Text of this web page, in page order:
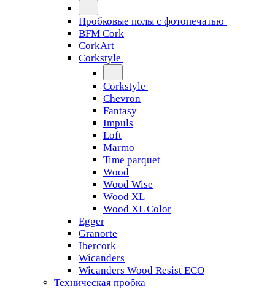
Пробковые полы с фотопечатью
BFM Cork
CorkArt
Corkstyle
Corkstyle
Chevron
Fantasy
Impuls
Loft
Marmo
Time parquet
Wood
Wood Wise
Wood XL
Wood XL Color
Egger
Granorte
Ibercork
Wicanders
Wicanders Wood Resist ECO
Техническая пробка